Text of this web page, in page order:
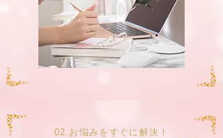
02.お悩みをすぐに解決！